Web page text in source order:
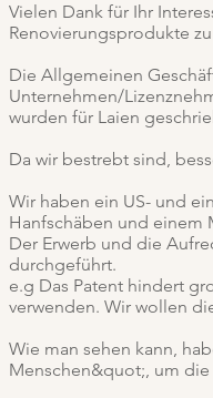
Vielen Dank für Ihr
Renovierungsprodukte
Die Allgemeinen
Unternehmen/
wurden für Laien
Da wir bestrebt sind,
Wir haben ein US- und
Hanfschäben und einem
Der Erwerb und die
durchgeführt.
e.g Das Patent hindert
verwenden. Wir wollen
Wie man sehen kann,
Menschen&quot;, um